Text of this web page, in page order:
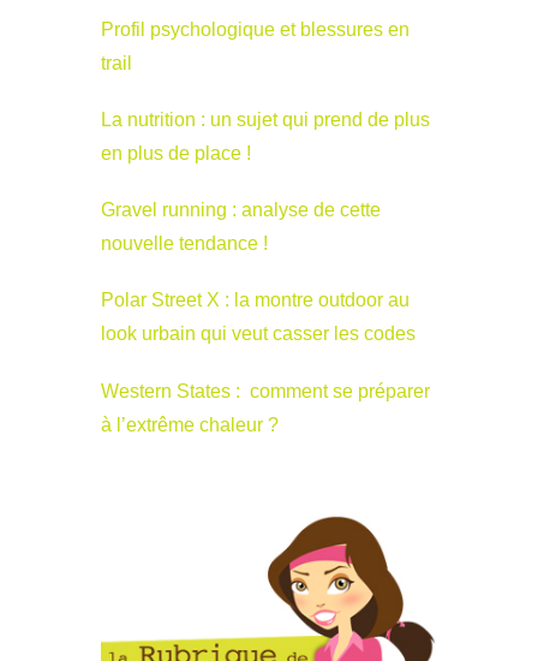
Profil psychologique et blessures en
trail
La nutrition : un sujet qui prend de plus
en plus de place !
Gravel running : analyse de cette
nouvelle tendance !
Polar Street X : la montre outdoor au
look urbain qui veut casser les codes
Western States : comment se préparer
à l’extrême chaleur ?